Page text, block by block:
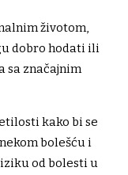
životom,
dobro hodati ili
sa značajnim
kako bi se
bolešću i
od bolesti u